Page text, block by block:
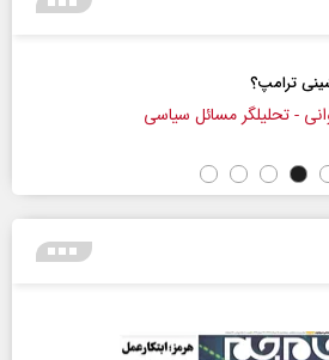
ترامپ؟
- تحلیلگر مسائل سیاسی